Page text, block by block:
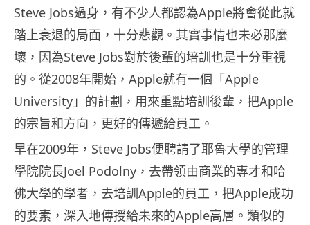
Steve Jobs過身，有不少人都認為Apple將會從此就
踏上衰退的局面，十分悲觀。其實事情也未必那麼
壞，因為Steve Jobs對於後輩的培訓也是十分重視
的。從2008年開始，Apple就有一個「Apple
University」的計劃，用來重點培訓後輩，把Apple
的宗旨和方向，更好的傳遞給員工。
早在2009年，Steve Jobs便聘請了耶魯大學的管理
學院院長Joel Podolny，去帶領由商業的專才和哈
佛大學的學者，去培訓Apple的員工，把Apple成功
的要素，深入地傳授給未來的Apple高層。類似的